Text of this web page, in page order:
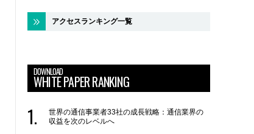
アクセスランキング一覧
DOWNLOAD
WHITE PAPER RANKING
世界の通信事業者33社の成長戦略：通信業界の
収益を次のレベルへ